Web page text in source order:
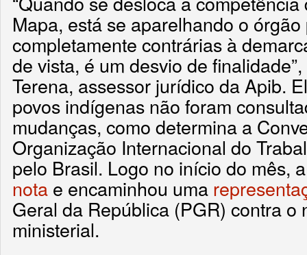
Mapa, está se aparelhando o
completamente contrárias à
de vista, é um desvio de
Terena, assessor jurídico da Apib.
povos indígenas não foram
mudanças, como determina a
Organização Internacional do
pelo Brasil. Logo no início do mês,
nota e encaminhou uma
Geral da República (PGR) contra o
ministerial.